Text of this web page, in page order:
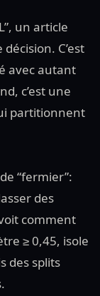
un article
C’est
avec autant
c’est une
partitionnent
“fermier”:
des
comment
≥ 0,45, isole
des splits